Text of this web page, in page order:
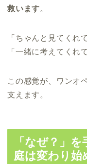
救います。
「ちゃんと見てくれ
「一緒に考えてくれ
この感覚が、ワンオ
支えます。
「なぜ？」
庭は変わり始